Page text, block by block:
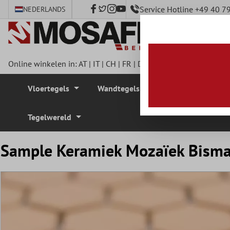
hoofdinhoud
NEDERLANDS Service Hotline +49 40
Online winkelen in:AT| IT| CH | FR | DE
Vloertegels Wandtegels
Tegelwereld
Sample Keramiek Mozaïek